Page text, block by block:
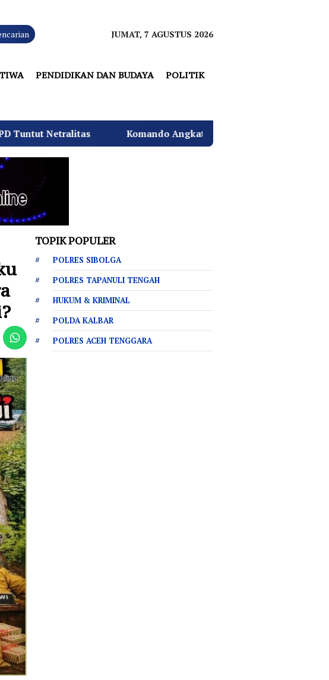
JUMAT, 7 AGUSTUS 2026
PENDIDIKAN DAN BUDAYA POLITIK
Komando Angkatan Laut I Beri Warna Baru Ciptakan Lingkungan
TOPIK POPULER
POLRES SIBOLGA
POLRES TAPANULI TENGAH
HUKUM & KRIMINAL
POLDA KALBAR
POLRES ACEH TENGGARA